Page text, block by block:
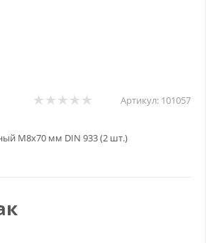
Артикул: 101057
M8x70 мм DIN 933 (2 шт.)